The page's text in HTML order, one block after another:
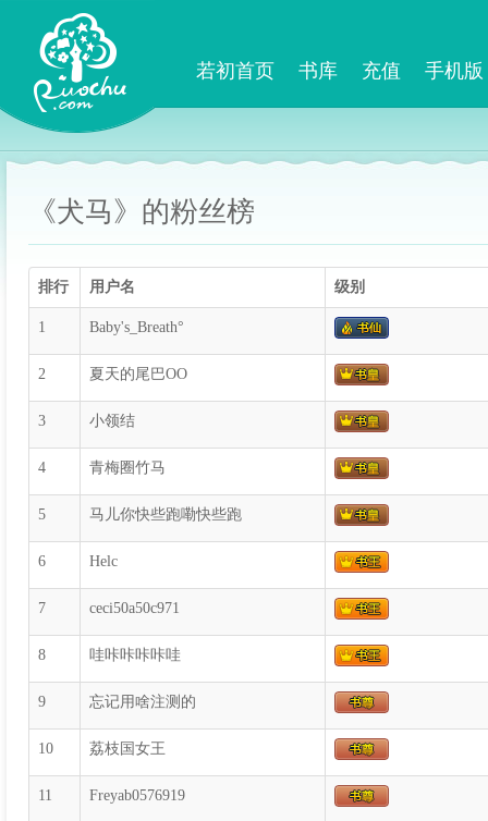
若初首页 书库 充值 手机版
《犬马》的粉丝榜
排行 用户名 级别
1 Baby's_Breath°
2 夏天的尾巴OO
3 小领结
4 青梅圈竹马
5 马儿你快些跑嘞快些跑
6 Helc
7 ceci50a50c971
8 哇咔咔咔咔哇
9 忘记用啥注测的
10 荔枝国女王
11 Freyab0576919